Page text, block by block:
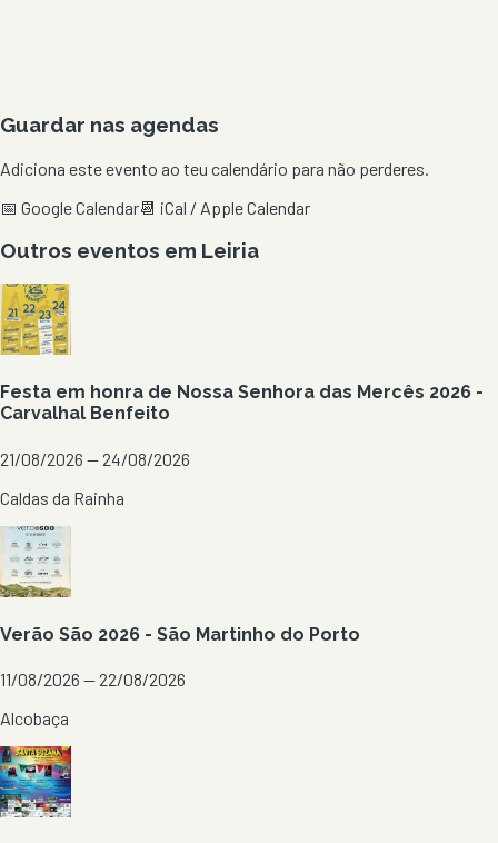
Guardar nas agendas
Adiciona este evento ao teu calendário para não perderes.
📅 Google Calendar📆 iCal / Apple Calendar
Outros eventos em Leiria
Festa em honra de Nossa Senhora das Mercês 2026 -
Carvalhal Benfeito
21/08/2026 — 24/08/2026
Caldas da Rainha
Verão São 2026 - São Martinho do Porto
11/08/2026 — 22/08/2026
Alcobaça